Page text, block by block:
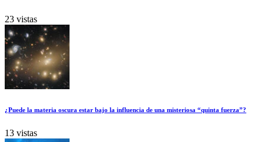
23 vistas
¿Puede la materia oscura estar bajo la influencia de una misteriosa “quinta fuerza”?
13 vistas